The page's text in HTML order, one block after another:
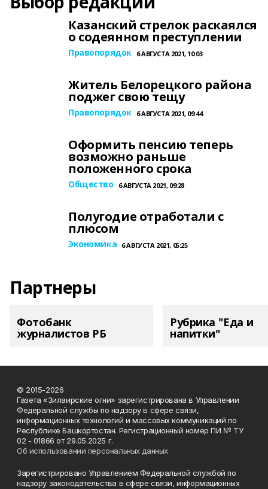
Казанский стрелок раскаялся
о содеянном преступлении
Правопорядок 6 АВГУСТА 2021, 10:03
Житель Белорецкого района
поджег свою тещу
Правопорядок 6 АВГУСТА 2021, 09:44
Оформить пенсию теперь
возможно раньше
положенного срока
Общество 6 АВГУСТА 2021, 09:28
Полугодие отработали с
плюсом
Экономика 6 АВГУСТА 2021, 05:25
Партнеры
Фотобанк
журналистов РБ
Рубрика "Еда и
напитки"
© 2015-2026
Газета «Зилаирские огни» зарегистрирована в Управлении
Федеральной службы по надзору в сфере связи,
информационных технологий и массовых коммуникаций по
Республике Башкортостан. Регистрационный номер ПИ № ТУ
02 - 01866 от 29.05.2025 г.
Об использовании персональных данных
Зарегистрировано Управлением Федеральной службой по
надзору законодательства в сфере связи, информационных